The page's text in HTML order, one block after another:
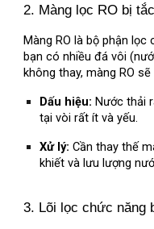
2. Màng lọc RO bị
Màng RO là bộ phận
bạn có nhiều đá vôi
không thay, màng RO
Dấu hiệu: Nước thải
tại vòi rất ít và yếu.
Xử lý: Cần thay thế
khiết và lưu lượng
3. Lõi lọc chức năng